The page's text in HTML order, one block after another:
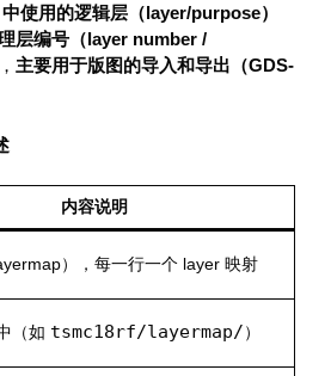
使用的逻辑层（layer/purpose）
层编号（layer number /
主要用于版图的导入和导出（GDS-
内容说明
），每一行一个 layer 映射
（如 tsmc18rf/layermap/）